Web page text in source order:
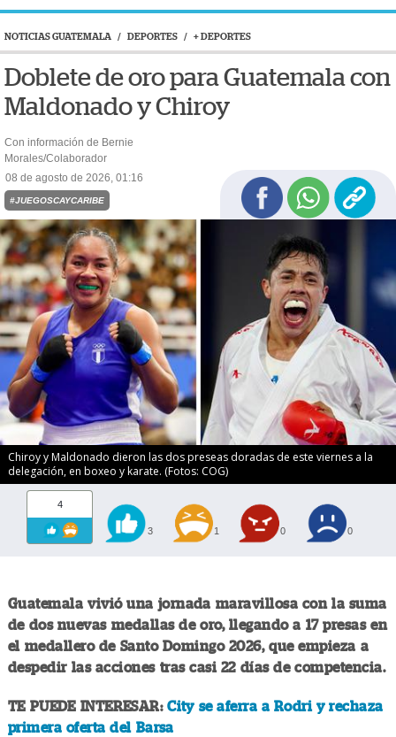
NOTICIAS GUATEMALA / DEPORTES / + DEPORTES
Doblete de oro para Guatemala con
Maldonado y Chiroy
Con información de Bernie
Morales/Colaborador
08 de agosto de 2026, 01:16
#JUEGOSCAYCARIBE
Chiroy y Maldonado dieron las dos preseas doradas de este viernes a la
delegación, en boxeo y karate. (Fotos: COG)
4
3 1 0 0
Guatemala vivió una jornada maravillosa con la suma
de dos nuevas medallas de oro, llegando a 17 presas en
el medallero de Santo Domingo 2026, que empieza a
despedir las acciones tras casi 22 días de competencia.
TE PUEDE INTERESAR:City se aferra a Rodri y rechaza
primera oferta del Barsa